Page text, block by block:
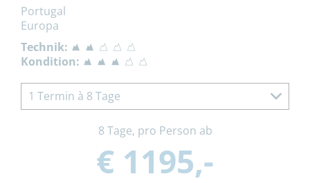
Portugal
Europa
Technik:
Kondition:
1 Termin à 8 Tage
8 Tage, pro Person ab
€ 1195,-